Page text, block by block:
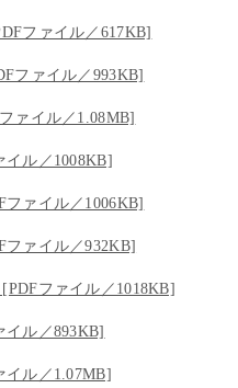
ファイル／617KB]
ファイル／993KB]
ァイル／1.08MB]
イル／1008KB]
ファイル／1006KB]
ファイル／932KB]
ファイル／1018KB]
イル／893KB]
イル／1.07MB]